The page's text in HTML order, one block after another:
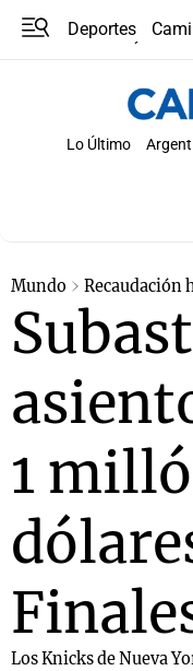
Deportes
Lo Último
Mundo Recaudación
1
Los Knicks de Nueva